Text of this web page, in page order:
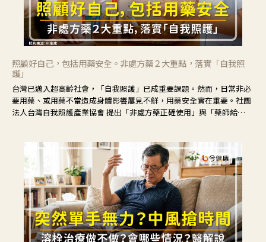
照顧好自己，包括用藥安全。非處方藥２大重點，落實「自我照
護」
台灣已邁入超高齡社會，「自我照護」已成重要課題。然而，日常非必
要用藥、或用藥不當造成身體影響屢見不鮮，用藥安全實在重要。社團
法人台灣自我照護產業協會 提出「非處方藥正確使用」與「藥師給